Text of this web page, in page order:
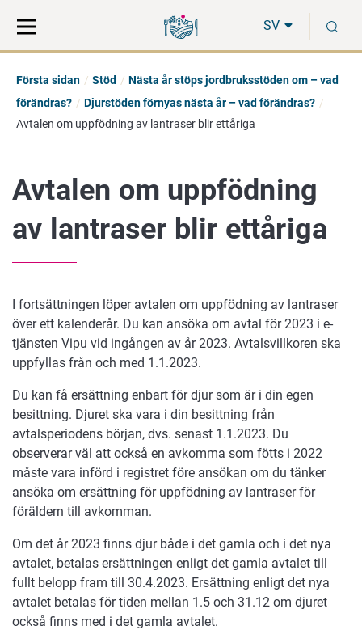
direkt
till
på
hela
SV
Första sidan Stöd
Nästa år stöps jordbruksstöden om – vad
förändras?
Djurstöden förnyas nästa år – vad förändras?
Avtalen om uppfödning av lantraser blir ettåriga
Avtalen om uppfödning
av lantraser blir ettåriga
I fortsättningen löper avtalen om uppfödning av lantraser
över ett kalenderår. Du kan ansöka om avtal för 2023 i e-
tjänsten Vipu vid ingången av år 2023. Avtalsvillkoren ska
uppfyllas från och med 1.1.2023.
Du kan få ersättning enbart för djur som är i din egen
besittning. Djuret ska vara i din besittning från
avtalsperiodens början, dvs. senast 1.1.2023. Du
observerar väl att också en avkomma som fötts i 2022
måste vara införd i registret före ansökan om du tänker
ansöka om ersättning för uppfödning av lantraser för
föräldern till avkomman.
Om det år 2023 finns djur både i det gamla och i det nya
avtalet, betalas ersättningen enligt det gamla avtalet till
fullt belopp fram till 30.4.2023. Ersättning enligt det nya
avtalet betalas för tiden mellan 1.5 och 31.12 om djuret
också finns med i det gamla avtalet.